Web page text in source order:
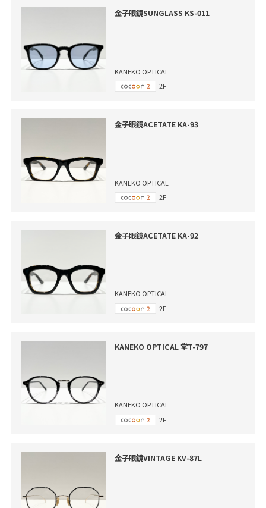
金子眼鏡SUNGLASS KS-011
KANEKO OPTICAL
2F
金子眼鏡ACETATE KA-93
KANEKO OPTICAL
2F
金子眼鏡ACETATE KA-92
KANEKO OPTICAL
2F
KANEKO OPTICAL 掌T-797
KANEKO OPTICAL
2F
金子眼鏡VINTAGE KV-87L